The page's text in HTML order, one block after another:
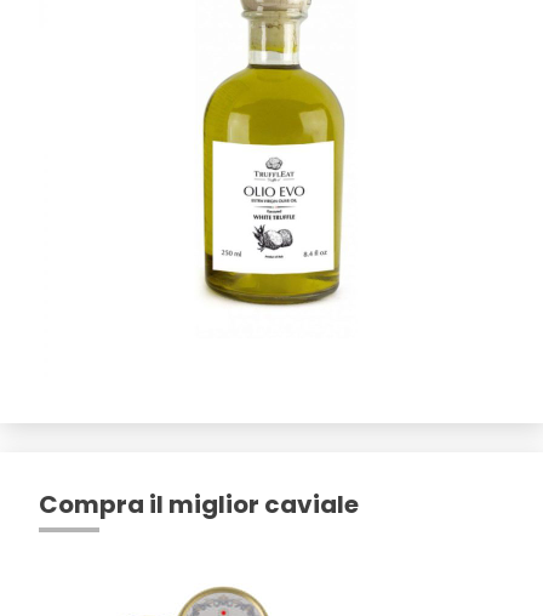
Compra il miglior caviale